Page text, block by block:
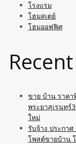
โรงแรม
โฮมสเตย์
โฮมออฟฟิศ
ขาย บ้าน ราคา
พระยาสุเรนทร์
ใหม่
รับจ้าง ประกาศ
โพสต์ขายบ้าน